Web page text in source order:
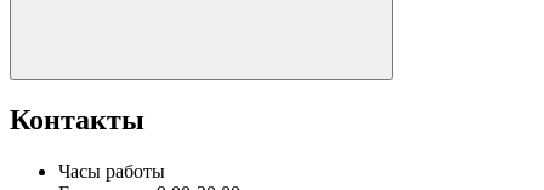
Контакты
Часы работы